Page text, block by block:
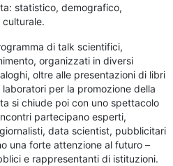
statistico, demografico,
di talk scientifici,
organizzati in diversi
oltre alle presentazioni di libri
per la promozione della
si chiude poi con uno spettacolo
partecipano esperti,
data scientist, pubblicitari
una forte attenzione al futuro –
e rappresentanti di istituzioni.